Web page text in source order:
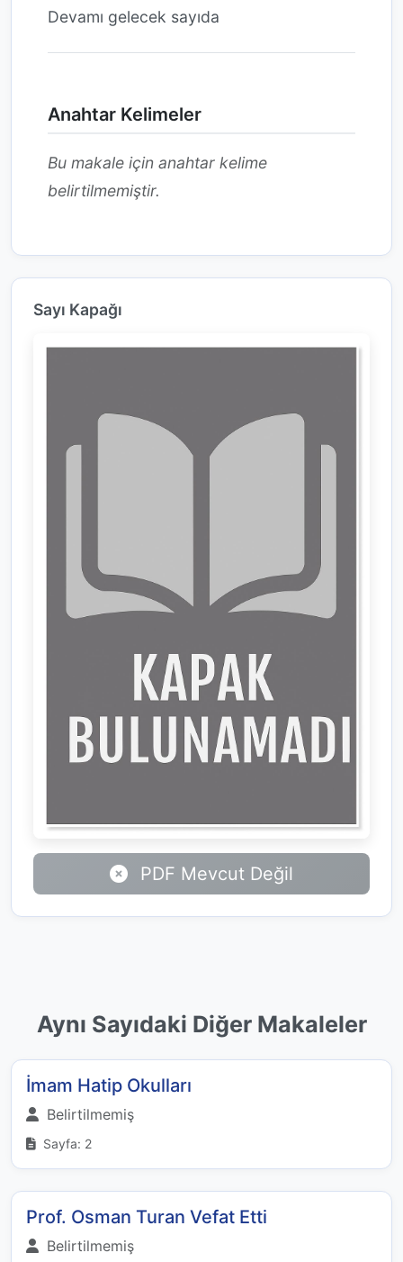
Devamı gelecek sayıda
Anahtar Kelimeler
Bu makale için anahtar kelime
belirtilmemiştir.
Sayı Kapağı
PDF Mevcut Değil
Aynı Sayıdaki Diğer Makaleler
İmam Hatip Okulları
Belirtilmemiş
Sayfa: 2
Prof. Osman Turan Vefat Etti
Belirtilmemiş